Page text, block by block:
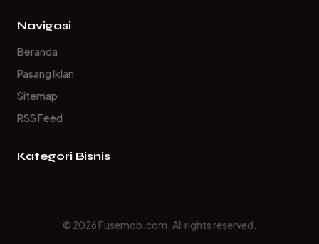
Navigasi
Beranda
Pasang Iklan
Sitemap
RSS Feed
Kategori Bisnis
© 2026 Fusemob.com. All rights reserved.